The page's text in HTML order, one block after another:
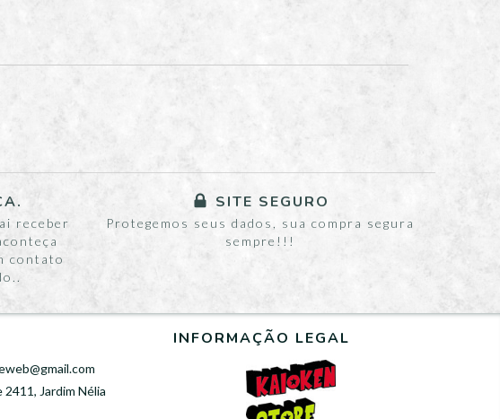
receber
contato
SITE SEGURO
Protegemos seus dados, sua compra segura
sempre!!!
2411, Jardim Nélia
INFORMAÇÃO LEGAL